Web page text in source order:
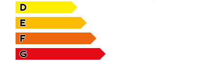
D
E
F
G